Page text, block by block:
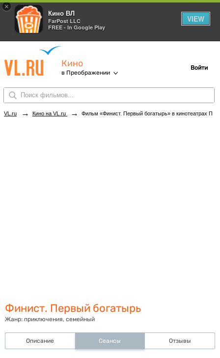
×
Кино ВЛ
FarPost LLC
FREE - In Google Play
VIEW
Кино
в Преображении
Войти
VL.ru → Кино на VL.ru → Фильм «Финист. Первый богатырь» в кинотеатрах Преображения. Купить билеты!
Финист. Первый богатырь
Жанр: приключения, семейный
Описание Сеансы Отзывы